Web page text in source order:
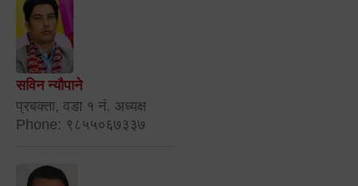
सविन न्यौपाने
प्रबक्ता, वडा १ नं. अध्यक्ष
Phone: ९८५५०६७३३७